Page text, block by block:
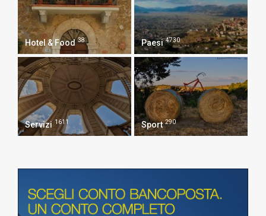
Hotel & Food 38 Paesi 4730
Servizi 1611 Sport 290